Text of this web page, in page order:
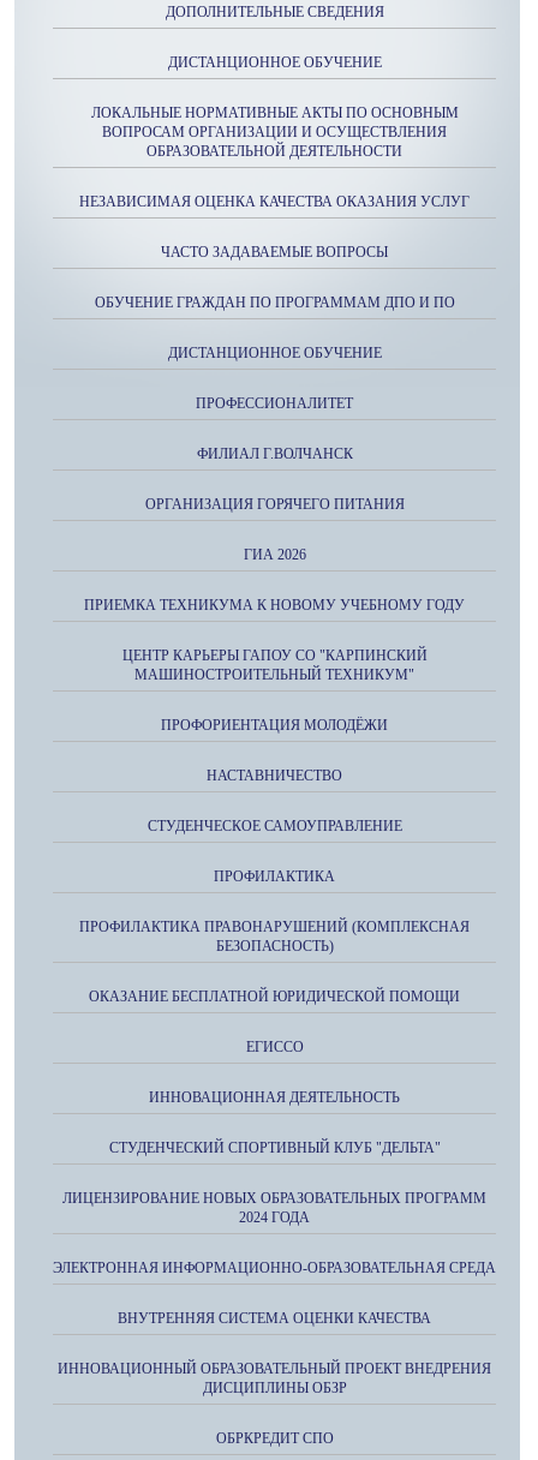
ДОПОЛНИТЕЛЬНЫЕ СВЕДЕНИЯ
ДИСТАНЦИОННОЕ ОБУЧЕНИЕ
ЛОКАЛЬНЫЕ НОРМАТИВНЫЕ АКТЫ ПО ОСНОВНЫМ
ВОПРОСАМ ОРГАНИЗАЦИИ И ОСУЩЕСТВЛЕНИЯ
ОБРАЗОВАТЕЛЬНОЙ ДЕЯТЕЛЬНОСТИ
НЕЗАВИСИМАЯ ОЦЕНКА КАЧЕСТВА ОКАЗАНИЯ УСЛУГ
ЧАСТО ЗАДАВАЕМЫЕ ВОПРОСЫ
ОБУЧЕНИЕ ГРАЖДАН ПО ПРОГРАММАМ ДПО И ПО
ДИСТАНЦИОННОЕ ОБУЧЕНИЕ
ПРОФЕССИОНАЛИТЕТ
ФИЛИАЛ Г.ВОЛЧАНСК
ОРГАНИЗАЦИЯ ГОРЯЧЕГО ПИТАНИЯ
ГИА 2026
ПРИЕМКА ТЕХНИКУМА К НОВОМУ УЧЕБНОМУ ГОДУ
ЦЕНТР КАРЬЕРЫ ГАПОУ СО "КАРПИНСКИЙ
МАШИНОСТРОИТЕЛЬНЫЙ ТЕХНИКУМ"
ПРОФОРИЕНТАЦИЯ МОЛОДЁЖИ
НАСТАВНИЧЕСТВО
СТУДЕНЧЕСКОЕ САМОУПРАВЛЕНИЕ
ПРОФИЛАКТИКА
ПРОФИЛАКТИКА ПРАВОНАРУШЕНИЙ (КОМПЛЕКСНАЯ
БЕЗОПАСНОСТЬ)
ОКАЗАНИЕ БЕСПЛАТНОЙ ЮРИДИЧЕСКОЙ ПОМОЩИ
ЕГИССО
ИННОВАЦИОННАЯ ДЕЯТЕЛЬНОСТЬ
СТУДЕНЧЕСКИЙ СПОРТИВНЫЙ КЛУБ "ДЕЛЬТА"
ЛИЦЕНЗИРОВАНИЕ НОВЫХ ОБРАЗОВАТЕЛЬНЫХ ПРОГРАММ
2024 ГОДА
ЭЛЕКТРОННАЯ ИНФОРМАЦИОННО-ОБРАЗОВАТЕЛЬНАЯ СРЕДА
ВНУТРЕННЯЯ СИСТЕМА ОЦЕНКИ КАЧЕСТВА
ИННОВАЦИОННЫЙ ОБРАЗОВАТЕЛЬНЫЙ ПРОЕКТ ВНЕДРЕНИЯ
ДИСЦИПЛИНЫ ОБЗР
ОБРКРЕДИТ СПО